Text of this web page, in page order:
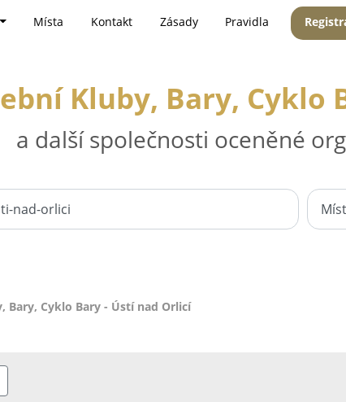
Místa Kontakt Zásady Pravidla
Kluby, Bary, Cyklo
a další společnosti oceněné
Bary, Cyklo Bary - Ústí nad Orlicí